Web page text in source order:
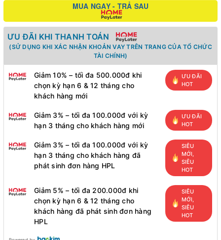
MUA NGAY - TRẢ SAU
ƯU ĐÃI KHI THANH TOÁN
(SỬ DỤNG KHI XÁC NHẬN KHOẢN VAY TRÊN TRANG CỦA TỔ CHỨC
TÀI CHÍNH)
Giảm 10% – tối đa 500.000đ khi
chọn kỳ hạn 6 & 12 tháng cho
khách hàng mới
ƯU ĐÃI
HOT
Giảm 3% – tối đa 100.000đ với kỳ
hạn 3 tháng cho khách hàng mới
ƯU ĐÃI
HOT
Giảm 3% – tối đa 100.000đ với kỳ
hạn 3 tháng cho khách hàng đã
phát sinh đơn hàng HPL
SIÊU
MỚI,
SIÊU
HOT
Giảm 5% – tối đa 200.000đ khi
chọn kỳ hạn 6 & 12 tháng cho
khách hàng đã phát sinh đơn hàng
HPL
SIÊU
MỚI,
SIÊU
HOT